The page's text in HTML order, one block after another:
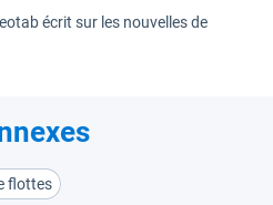
écrit sur les nouvelles de
flottes